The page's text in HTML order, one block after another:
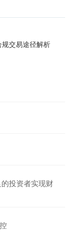
交易途径解析
投资者实现财